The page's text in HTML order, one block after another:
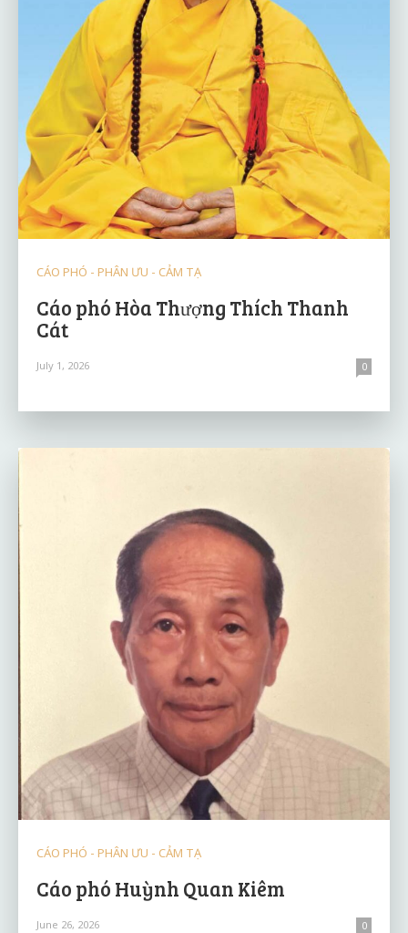
CÁO PHÓ - PHÂN ƯU - CẢM TẠ
Cáo phó Hòa Thượng Thích Thanh
Cát
July 1, 2026 0
CÁO PHÓ - PHÂN ƯU - CẢM TẠ
Cáo phó Huỳnh Quan Kiêm
June 26, 2026 0